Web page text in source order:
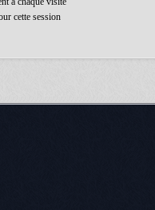
cette session